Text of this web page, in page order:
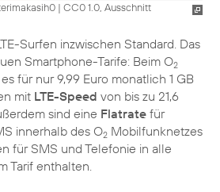
| CC0 1.0, Ausschnitt
Surfen inzwischen Standard. Das
Smartphone-Tarife: Beim O2
für nur 9,99 Euro monatlich 1 GB
mit LTE-Speed von bis zu 21,6
sind eine Flatrate für
innerhalb des O2 Mobilfunknetzes
für SMS und Telefonie in alle
Tarif enthalten.